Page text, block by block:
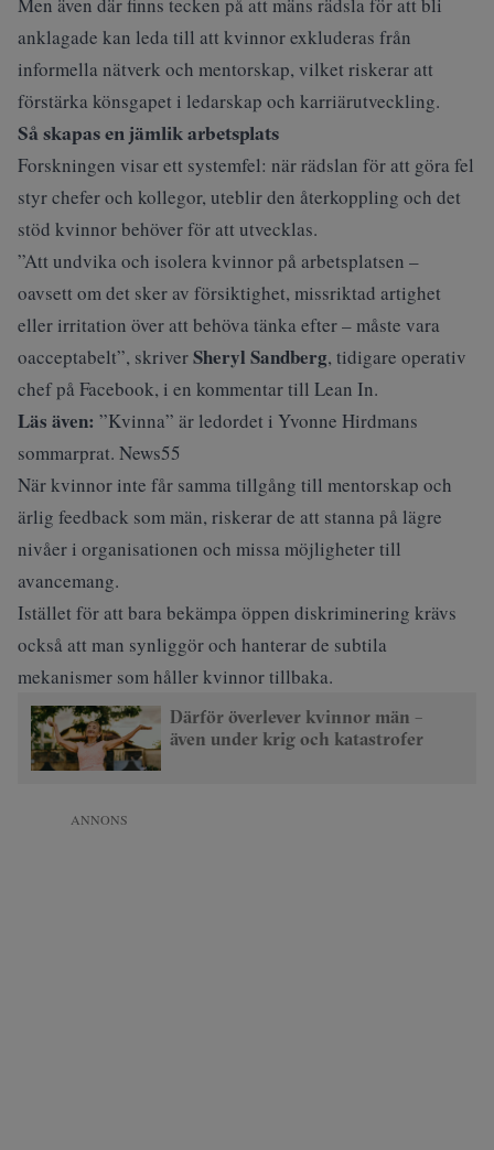
anklagade kan leda till att kvinnor exkluderas från
informella nätverk och mentorskap, vilket riskerar att
förstärka könsgapet i ledarskap och karriärutveckling.
Så skapas en jämlik arbetsplats
Forskningen visar ett systemfel: när rädslan för att göra fel
styr chefer och kollegor, uteblir den återkoppling och det
stöd kvinnor behöver för att utvecklas.
”Att undvika och isolera kvinnor på arbetsplatsen –
oavsett om det sker av försiktighet, missriktad artighet
eller irritation över att behöva tänka efter – måste vara
oacceptabelt”, skriverSheryl Sandberg, tidigare operativ
chef på Facebook, i en kommentar till Lean In.
Läs även: ”Kvinna” är ledordet i Yvonne Hirdmans
sommarprat. News55
När kvinnor inte får samma tillgång till mentorskap och
ärlig feedback som män, riskerar de att stanna på lägre
nivåer i organisationen och missa möjligheter till
avancemang.
Istället för att bara bekämpa öppen diskriminering krävs
också att man synliggör och hanterar de subtila
mekanismer som håller kvinnor tillbaka.
Därför överlever kvinnor män –
även under krig och katastrofer
ANNONS